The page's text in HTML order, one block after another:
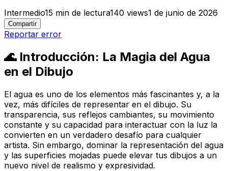
Intermedio15 min de lectura140 views1 de junio de 2026
Compartir
Reportar error
🌊 Introducción: La Magia del Agua
en el Dibujo
El agua es uno de los elementos más fascinantes y, a la
vez, más difíciles de representar en el dibujo. Su
transparencia, sus reflejos cambiantes, su movimiento
constante y su capacidad para interactuar con la luz la
convierten en un verdadero desafío para cualquier
artista. Sin embargo, dominar la representación del agua
y las superficies mojadas puede elevar tus dibujos a un
nuevo nivel de realismo y expresividad.